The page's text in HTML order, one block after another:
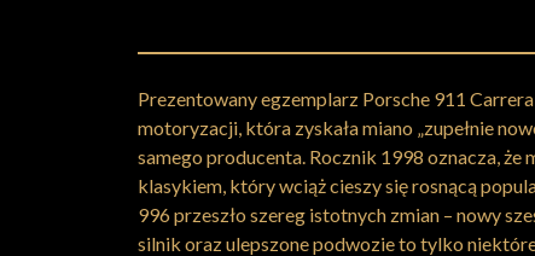
Prezentowany egzemplarz Porsche 911
motoryzacji, która zyskała miano „zupełnie
samego producenta. Rocznik 1998 oznacza, że
klasykiem, który wciąż cieszy się rosnącą
996 przeszło szereg istotnych zmian – nowy
silnik oraz ulepszone podwozie to tylko